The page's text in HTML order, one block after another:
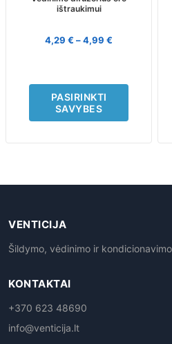
ištraukimui
4,29 € –4,99 €
PASIRINKTI
SAVYBES
be
on
VENTICIJA
Šildymo, vėdinimo ir
KONTAKTAI
+370 623 48690
info@venticija.lt